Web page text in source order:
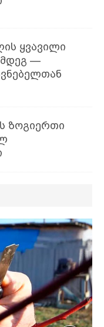
ყვავილი
—
ზოგიერთი